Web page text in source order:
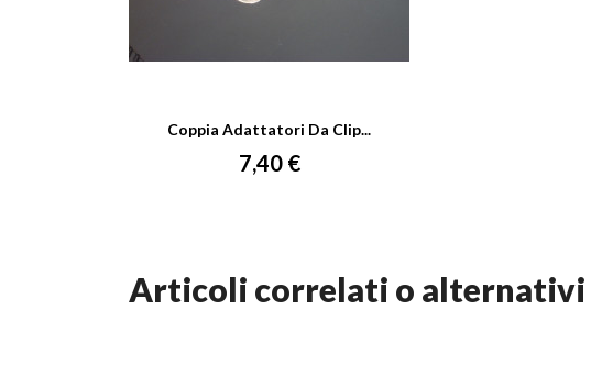
Coppia Adattatori Da Clip...
Prezzo
7,40 €
articoli correlati o alternativi